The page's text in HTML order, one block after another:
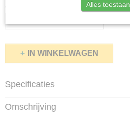
Aantal
IN WINKELWAGEN
Specificaties
Productcode
Omschrijving
Alles toestaan